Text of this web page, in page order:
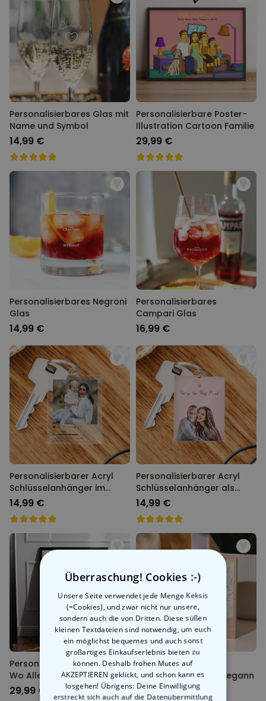
Personalisierbares Glas mit
Name und Symbol
14,99 €
Personalisierbare Poster-
Illustration Cartoon Familie
29,99 €
Personalisierbares Negroni
Glas
14,99 €
Personalisierbares
Campari Glas
16,99 €
Personalisierbarer Acryl
Schlüsselanhänger im
Instagram-Style
14,99 €
Personalisierbarer Acryl
Schlüsselanhänger als
Comic
14,99 €
Personalisierbares Poster
Wo Alles Begann
29,99 €
Personalisierbarer
Holzblock Wo Alles Begann
24,99 €
Überraschung! Cookies :-)
Unsere Seite verwendet jede Menge Keksis
(=Cookies), und zwar nicht nur unsere,
sondern auch die von Dritten. Diese süßen
kleinen Textdateien sind notwendig, um euch
ein möglichst bequemes und auch sonst
großartiges Einkaufserlebnis bieten zu
können. Deshalb frohen Mutes auf
AKZEPTIEREN geklickt, und schon kann es
losgehen! Übrigens: Deine Einwilligung
erstreckt sich auch auf die Datenübermittlung